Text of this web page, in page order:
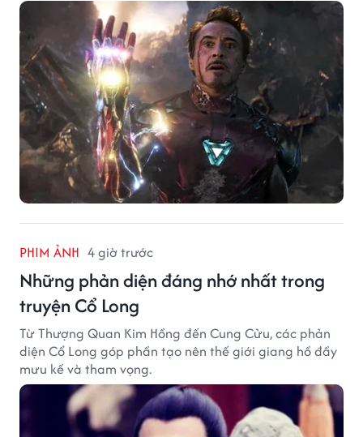
PHIM ẢNH 4 giờ trước
Những phản diện đáng nhớ nhất trong
truyện Cổ Long
Từ Thượng Quan Kim Hồng đến Cung Cửu, các phản
diện Cổ Long góp phần tạo nên thế giới giang hồ đầy
mưu kế và tham vọng.